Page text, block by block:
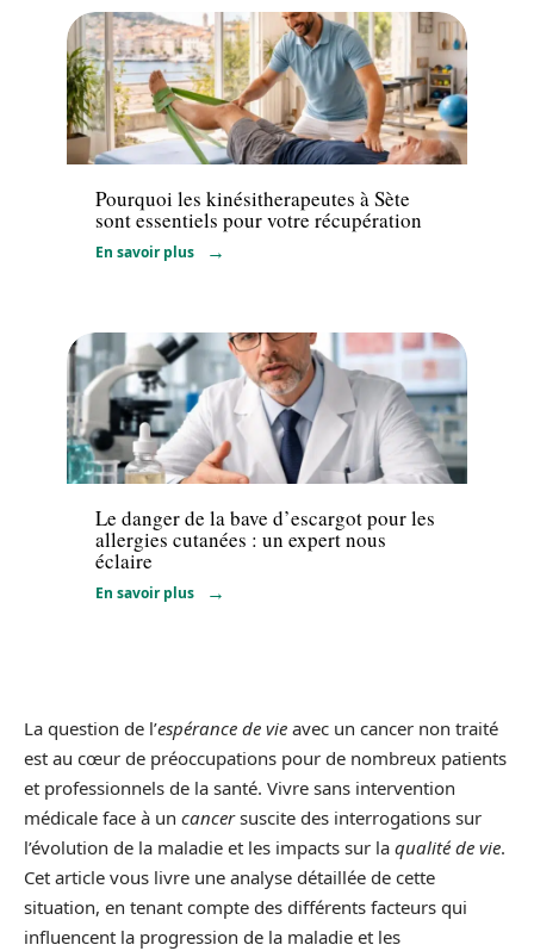
Santé
Pourquoi les kinésitherapeutes à Sète
sont essentiels pour votre récupération
En savoir plus
Maladie
Le danger de la bave d’escargot pour les
allergies cutanées : un expert nous
éclaire
En savoir plus
La question de l’espérance de vie avec un cancer non traité
est au cœur de préoccupations pour de nombreux patients
et professionnels de la santé. Vivre sans intervention
médicale face à un cancersuscite des interrogations sur
l’évolution de la maladie et les impacts sur la qualité de vie.
Cet article vous livre une analyse détaillée de cette
situation, en tenant compte des différents facteurs qui
influencent la progression de la maladie et les